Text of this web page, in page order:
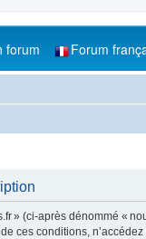
forum Forum
» (ci-après dénommé «
ces conditions,